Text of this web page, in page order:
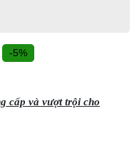
-5%
cấp và vượt trội cho